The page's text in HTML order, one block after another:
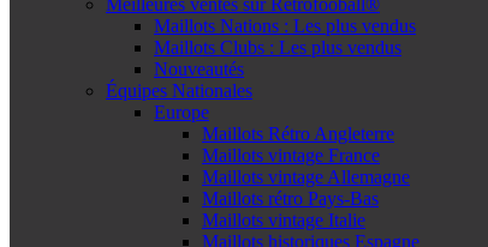
Meilleures ventes sur Retrofooball®
Maillots Nations : Les plus vendus
Maillots Clubs : Les plus vendus
Nouveautés
Équipes Nationales
Europe
Maillots Rétro Angleterre
Maillots vintage France
Maillots vintage Allemagne
Maillots rétro Pays-Bas
Maillots vintage Italie
Maillots historiques Espagne